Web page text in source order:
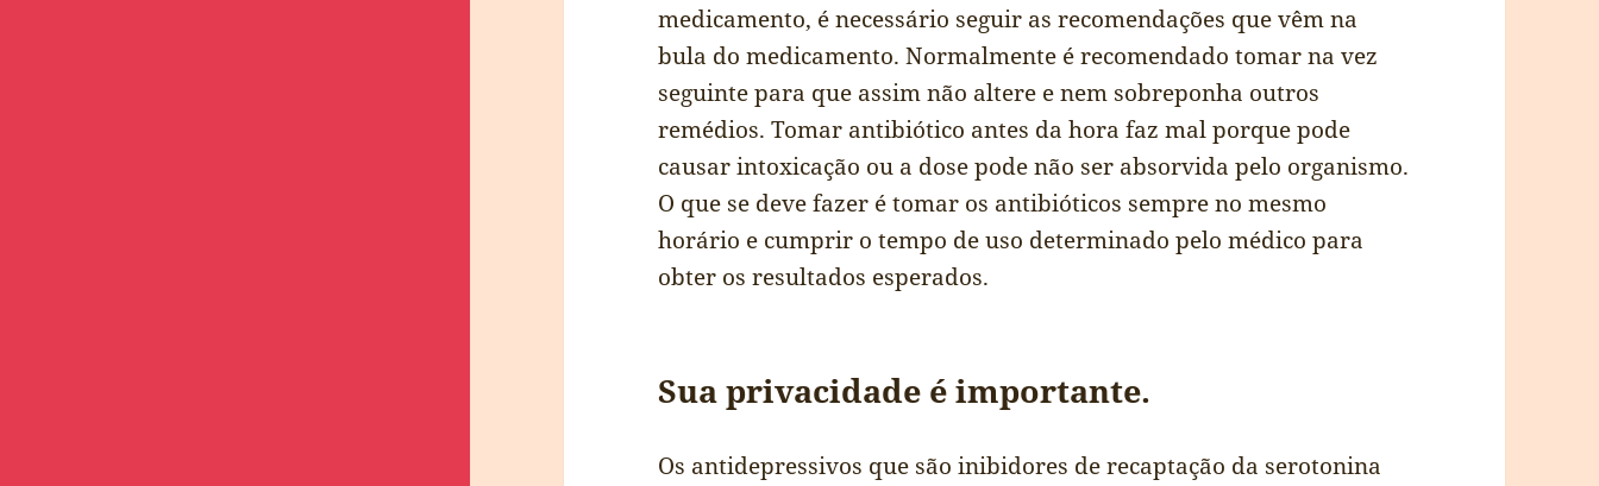
medicamento, é necessário seguir as recomendações que vêm na
bula do medicamento. Normalmente é recomendado tomar na vez
seguinte para que assim não altere e nem sobreponha outros
remédios. Tomar antibiótico antes da hora faz mal porque pode
causar intoxicação ou a dose pode não ser absorvida pelo organismo.
O que se deve fazer é tomar os antibióticos sempre no mesmo
horário e cumprir o tempo de uso determinado pelo médico para
obter os resultados esperados.
Sua privacidade é importante.
Os antidepressivos que são inibidores de recaptação da serotonina